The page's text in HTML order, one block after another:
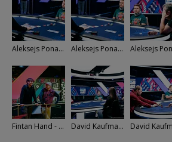
Aleksejs Ponakovs Aleksejs Ponakovs
Fintan Hand - David Docherty David Kaufmann - Aleksejs Ponakovs - Barny Boatman